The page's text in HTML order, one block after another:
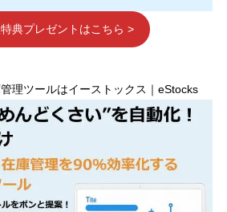
典プレゼントはこちら >
ツールはイーストックス｜eStocks